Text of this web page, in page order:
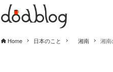
Home 日本のこと 湘南 湘南